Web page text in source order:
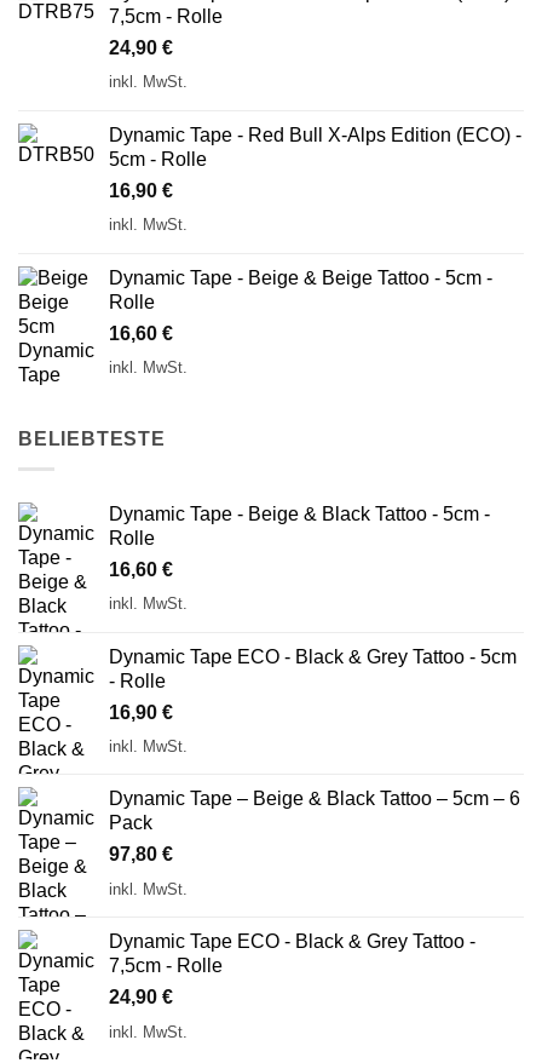
7,5cm - Rolle
24,90 €
inkl. MwSt.
Dynamic Tape - Red Bull X-Alps Edition (ECO) -
5cm - Rolle
16,90 €
inkl. MwSt.
Dynamic Tape - Beige & Beige Tattoo - 5cm -
Rolle
16,60 €
inkl. MwSt.
BELIEBTESTE
Dynamic Tape - Beige & Black Tattoo - 5cm -
Rolle
16,60 €
inkl. MwSt.
Dynamic Tape ECO - Black & Grey Tattoo - 5cm
- Rolle
16,90 €
inkl. MwSt.
Dynamic Tape – Beige & Black Tattoo – 5cm – 6
Pack
97,80 €
inkl. MwSt.
Dynamic Tape ECO - Black & Grey Tattoo -
7,5cm - Rolle
24,90 €
inkl. MwSt.